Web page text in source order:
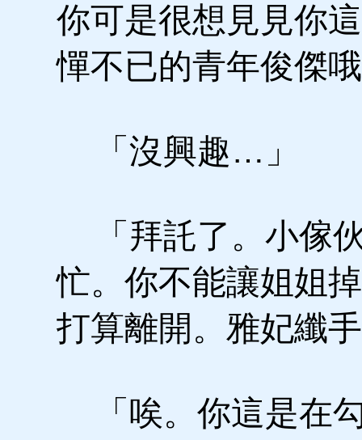
你可是很想見見你
憚不已的青年俊傑
「沒興趣…」
「拜託了。小傢
忙。你不能讓姐姐
打算離開。雅妃纖
「唉。你這是在